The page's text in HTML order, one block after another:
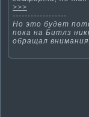
>>>
------------------
Но это будет
пока на Битлз
обращал внима­ния.